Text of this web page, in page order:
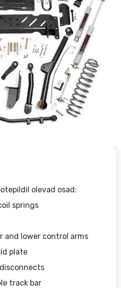
olevad osad:
springs
and lower control arms
plate
track bar